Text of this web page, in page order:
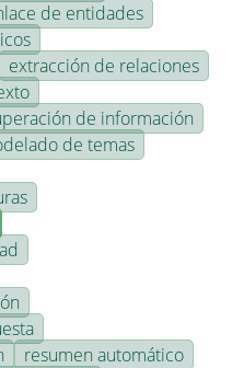
de entidades
extracción de relaciones
de información
de temas
resumen automático